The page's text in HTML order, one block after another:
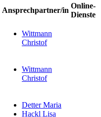
Ansprechpartner/in
Online-
Dienste
Wittmann
Christof
Wittmann
Christof
Detter Maria
Hackl Lisa